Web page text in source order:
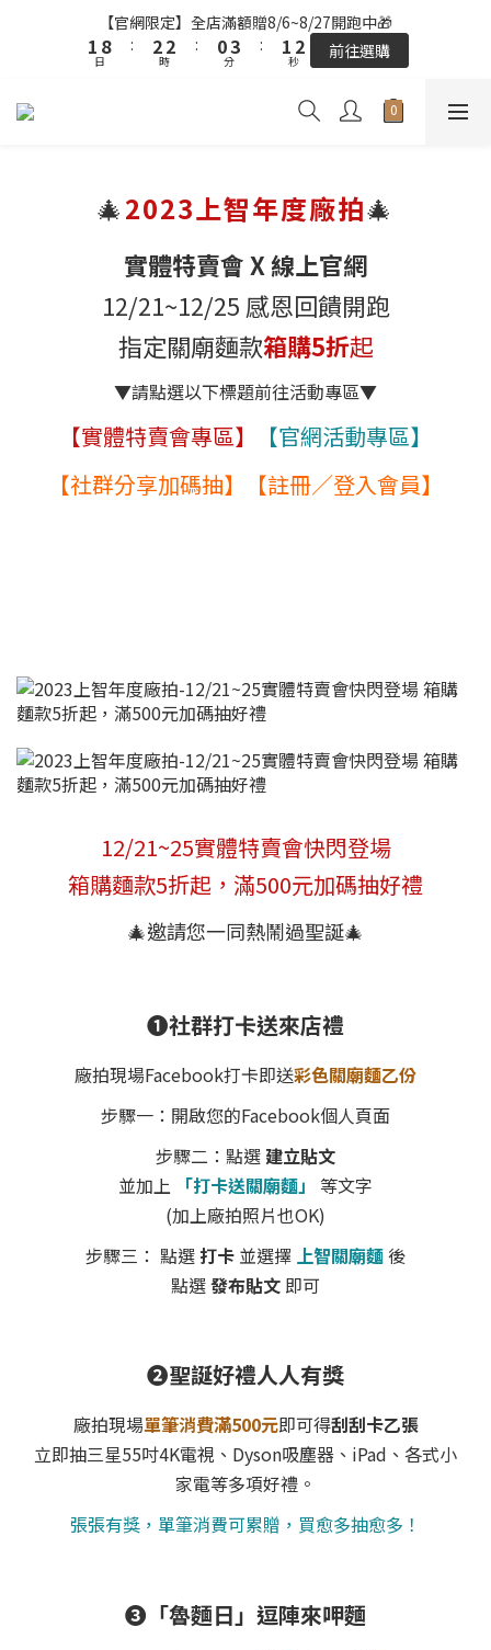
【官網限定】全店滿額贈8/6~8/27開跑中🎁
1
0
9
8
7
1
日
:
3
2
1
3
2
1
時
:
1
0
4
3
2
分
:
2
1
0
2
1
0
秒 前往選購
0
8
7
6
0
:
2
1
0
2
1
0
時
:
03
2
1
分
:
1
0
1
0
秒 前往選購
【官網限定】全店滿額贈8/6~8/27開跑中🎁
9
9
6
5
1
0
4
3
2
1
0
4
3
2
1
0
時
:
9
8
2
1
0
5
4
3
2
1
0
分
9
3
2
1
0
9
7
3
2
0
秒 前往選購
🎄2023上智年度廠拍🎄
實體特賣會 X 線上官網
12/21~12/25 感恩回饋開跑
指定關廟麵款箱購5折起
▼請點選以下標題前往活動專區▼
【實體特賣會專區】
【官網活動專區】
【社群分享加碼抽】
【註冊／登入會員】
12/21~25實體特賣會快閃登場
箱購麵款5折起，滿500元加碼抽好禮
🎄邀請您一同熱鬧過聖誕🎄
❶社群打卡送來店禮
廠拍現場Facebook打卡即送彩色關廟麵乙份
步驟一：開啟您的Facebook個人頁面
步驟二：點選 建立貼文
並加上
「打卡送關廟麵」
等文字
(加上廠拍照片也OK)
步驟三： 點選 打卡 並選擇 上智關廟麵後
點選發布貼文 即可
❷聖誕好禮人人有獎
廠拍現場單筆消費滿500元即可得刮刮卡乙張
立即抽三星55吋4K電視、Dyson吸塵器、iPad、各式小
家電等多項好禮。
張張有獎，單筆消費可累贈，買愈多抽愈多！
❸「魯麵日」逗陣來呷麵